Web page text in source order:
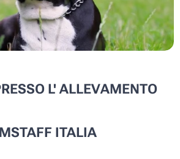
L' ALLEVAMENTO
ITALIA